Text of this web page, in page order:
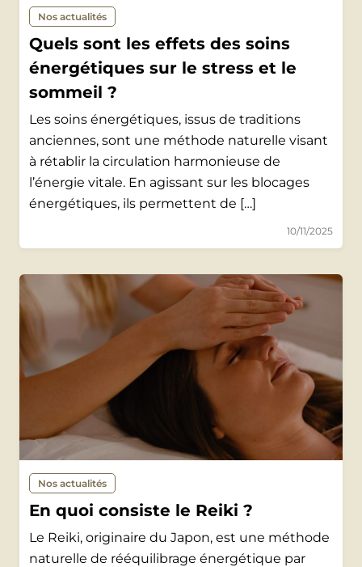
Nos actualités
Quels sont les effets des soins
énergétiques sur le stress et le
sommeil ?
Les soins énergétiques, issus de traditions
anciennes, sont une méthode naturelle visant
à rétablir la circulation harmonieuse de
l’énergie vitale. En agissant sur les blocages
énergétiques, ils permettent de […]
10/11/2025
Nos actualités
En quoi consiste le Reiki ?
Le Reiki, originaire du Japon, est une méthode
naturelle de rééquilibrage énergétique par